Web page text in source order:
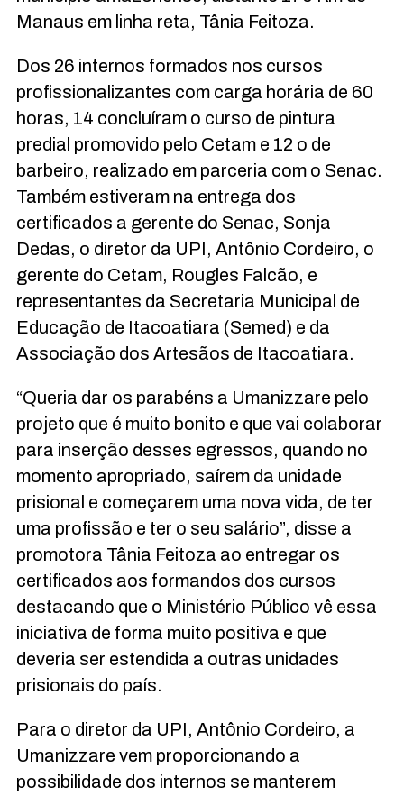
Manaus em linha reta, Tânia Feitoza.
Dos 26 internos formados nos cursos
profissionalizantes com carga horária de 60
horas, 14 concluíram o curso de pintura
predial promovido pelo Cetam e 12 o de
barbeiro, realizado em parceria com o Senac.
Também estiveram na entrega dos
certificados a gerente do Senac, Sonja
Dedas, o diretor da UPI, Antônio Cordeiro, o
gerente do Cetam, Rougles Falcão, e
representantes da Secretaria Municipal de
Educação de Itacoatiara (Semed) e da
Associação dos Artesãos de Itacoatiara.
“Queria dar os parabéns a Umanizzare pelo
projeto que é muito bonito e que vai colaborar
para inserção desses egressos, quando no
momento apropriado, saírem da unidade
prisional e começarem uma nova vida, de ter
uma profissão e ter o seu salário”, disse a
promotora Tânia Feitoza ao entregar os
certificados aos formandos dos cursos
destacando que o Ministério Público vê essa
iniciativa de forma muito positiva e que
deveria ser estendida a outras unidades
prisionais do país.
Para o diretor da UPI, Antônio Cordeiro, a
Umanizzare vem proporcionando a
possibilidade dos internos se manterem